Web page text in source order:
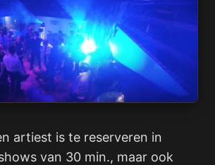
artiest is te reserveren in
van 30 min., maar ook